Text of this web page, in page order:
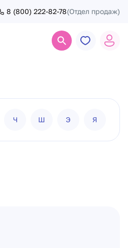
8 (800) 222-82-78(Отдел продаж)
Ч Ш Э Я